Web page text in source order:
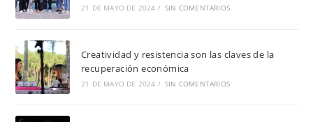
21 DE MAYO DE 2024 / SIN COMENTARIOS
Creatividad y resistencia son las claves de la
recuperación económica
21 DE MAYO DE 2024 / SIN COMENTARIOS